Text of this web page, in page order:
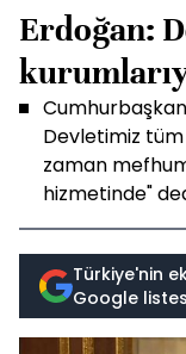
Erdoğan:
Devletimiz tüm
zaman
hizmetinde"
Türkiye'nin
Google